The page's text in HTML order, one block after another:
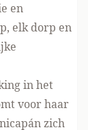
en
elk dorp en
in het
voor haar
zich